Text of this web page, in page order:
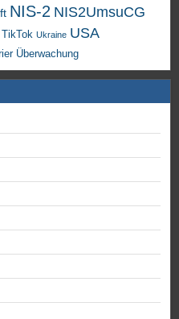
NIS-2 NIS2UmsuCG
TikTok Ukraine USA
Überwachung